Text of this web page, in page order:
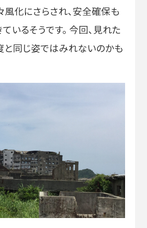
風化にさらされ、安全確保も
いるそうです。 今回、見れた
と同じ姿ではみれないのかも